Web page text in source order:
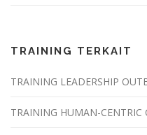
TRAINING TERKAIT
TRAINING LEADERSHIP
TRAINING HUMAN-CENTRIC